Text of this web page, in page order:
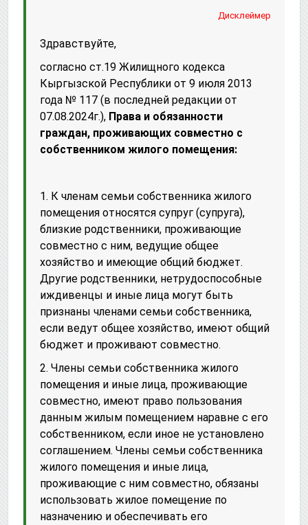
Дисклеймер
Здравствуйте,
согласно ст.19 Жилищного кодекса
Кыргызской Республики от 9 июля 2013
года № 117 (в последней редакции от
07.08.2024г.), Права и обязанности
граждан, проживающих совместно с
собственником жилого помещения:
1. К членам семьи собственника жилого
помещения относятся супруг (супруга),
близкие родственники, проживающие
совместно с ним, ведущие общее
хозяйство и имеющие общий бюджет.
Другие родственники, нетрудоспособные
иждивенцы и иные лица могут быть
признаны членами семьи собственника,
если ведут общее хозяйство, имеют общий
бюджет и проживают совместно.
2. Члены семьи собственника жилого
помещения и иные лица, проживающие
совместно, имеют право пользования
данным жилым помещением наравне с его
собственником, если иное не установлено
соглашением. Члены семьи собственника
жилого помещения и иные лица,
проживающие с ним совместно, обязаны
использовать жилое помещение по
назначению и обеспечивать его